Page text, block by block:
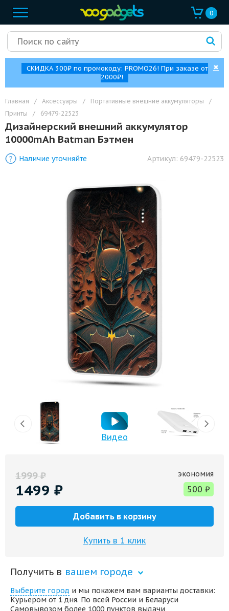
0
СКИДКА 300₽ по промокоду: PROMO26! При заказе от
2000₽!
✖
Главная / Аксессуары / Портативные внешние аккумуляторы
/
Принты
/ 69479-22523
Дизайнерский внешний аккумулятор
10000mAh Batman Бэтмен
Видео
Наличие уточняйте Артикул: 69479-22523
1999₽
1499 ₽
экономия
500 ₽
Добавить в корзину
Купить в 1 клик
Получить в вашем городе
Выберите город и мы покажем вам варианты доставки:
Курьером от 1 дня. По всей России и Беларуси
Самовывозом более 1000 пунктов выдачи